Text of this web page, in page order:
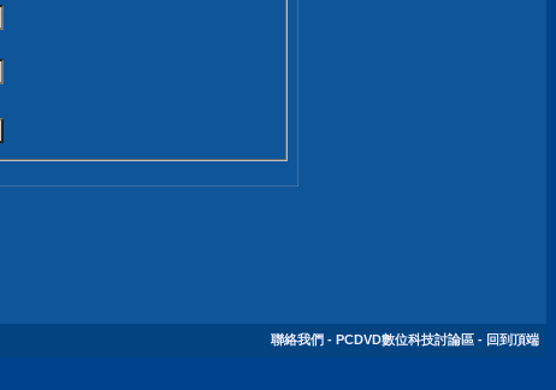
聯絡我們 - PCDVD數位科技討論區 - 回到頂端